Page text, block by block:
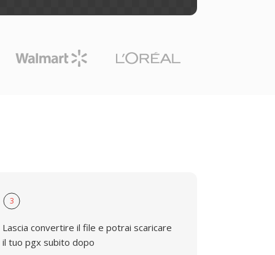
3
Lascia convertire il file e potrai scaricare
il tuo pgx subito dopo